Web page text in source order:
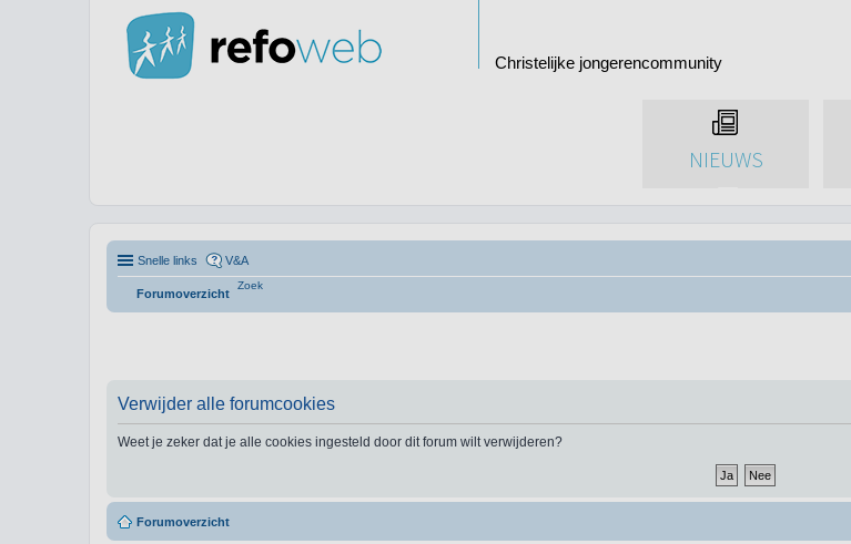
Christelijke jongerencommunity
NIEUWS
Snelle links V&A
Forumoverzicht
Zoek
Verwijder alle forumcookies
Weet je zeker dat je alle cookies ingesteld door dit forum wilt verwijderen?
Forumoverzicht